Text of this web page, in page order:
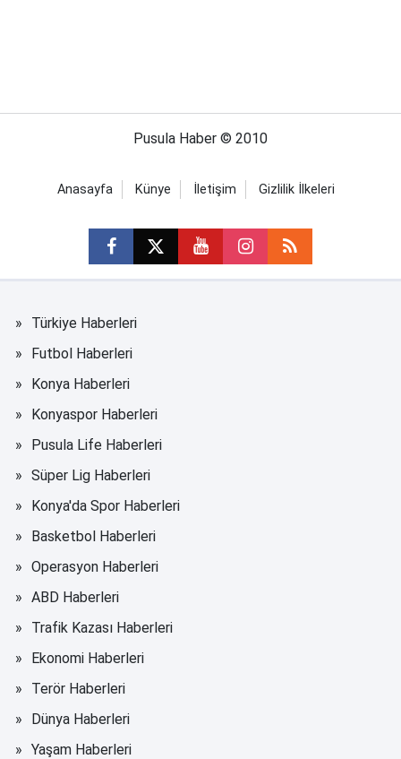
Pusula Haber © 2010
Anasayfa Künye İletişim Gizlilik İlkeleri
Türkiye Haberleri
Futbol Haberleri
Konya Haberleri
Konyaspor Haberleri
Pusula Life Haberleri
Süper Lig Haberleri
Konya'da Spor Haberleri
Basketbol Haberleri
Operasyon Haberleri
ABD Haberleri
Trafik Kazası Haberleri
Ekonomi Haberleri
Terör Haberleri
Dünya Haberleri
Yaşam Haberleri